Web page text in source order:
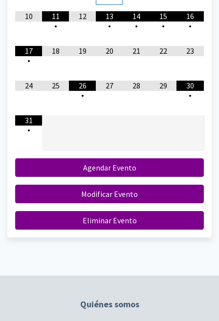
10
11
•
12
13
•
14
•
15
•
16
•
17
•
18 19 20 21 22 23
24 25
26
•
27 28 29
30
•
31
•
Agendar Evento
Modificar Evento
Eliminar Evento
Quiénes somos